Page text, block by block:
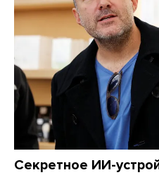
Секретное ИИ-